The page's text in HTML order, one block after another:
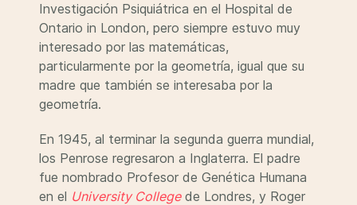
Investigación Psiquiátrica en el Hospital de
Ontario in London, pero siempre estuvo muy
interesado por las matemáticas,
particularmente por la geometría, igual que su
madre que también se interesaba por la
geometría.
En 1945, al terminar la segunda guerra mundial,
los Penrose regresaron a Inglaterra. El padre
fue nombrado Profesor de Genética Humana
en el University Collegede Londres, y Roger